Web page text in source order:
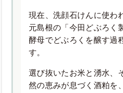
現在、洗顔石けんに使わ
元島根の「今田どぶろく
酵母でどぶろくを醸す過
す。
選び抜いたお米と湧水、
然の恵みが息づく酒粕を